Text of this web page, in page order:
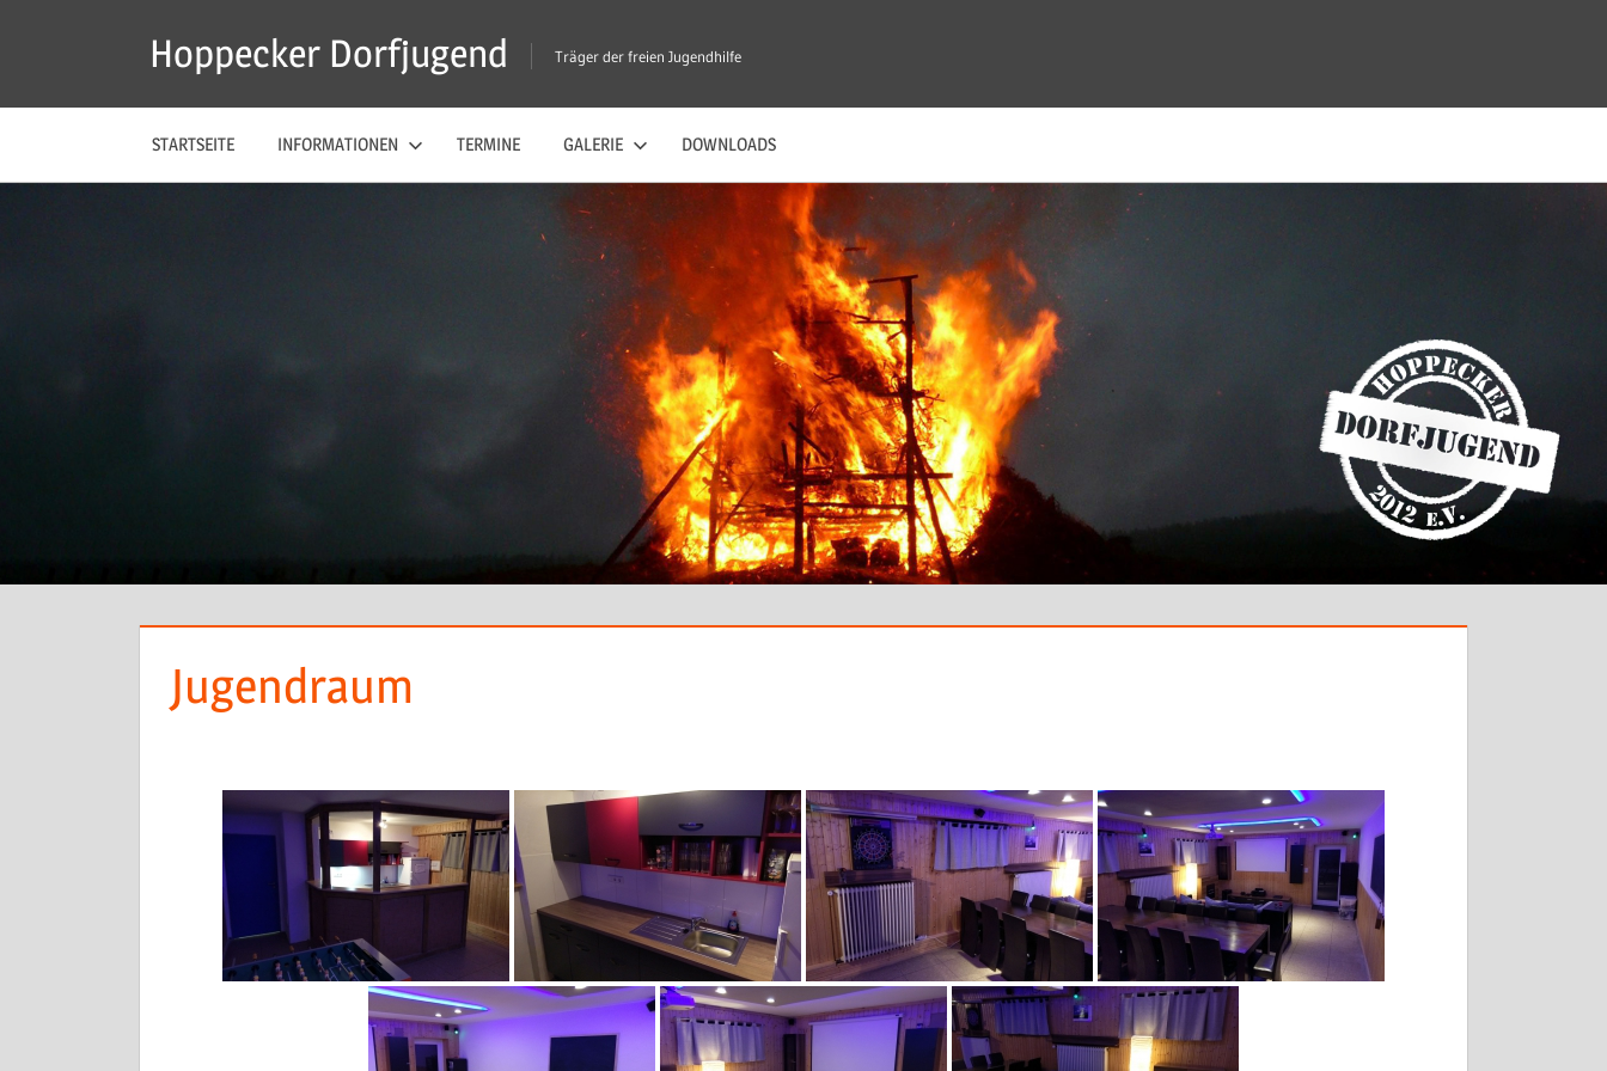
Hoppecker Dorfjugend Träger der freien Jugendhilfe
STARTSEITE INFORMATIONEN TERMINE GALERIE DOWNLOADS
Jugendraum